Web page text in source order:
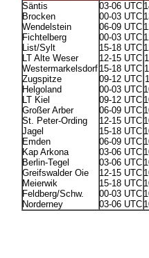
Säntis
Brocken
Wendelstein
Fichtelberg
List/Sylt
LT Alte Weser
Westermarkelsdorf
Zugspitze
Helgoland
LT Kiel
Großer Arber
St. Peter-Ording
Jagel
Emden
Kap Arkona
Berlin-Tegel
Greifswalder Oie
Meierwik
Feldberg/Schw.
Norderney
03-06 UTC
00-03 UTC
06-09 UTC
00-03 UTC
15-18 UTC
12-15 UTC
15-18 UTC
09-12 UTC
00-03 UTC
09-12 UTC
06-09 UTC
12-15 UTC
15-18 UTC
06-09 UTC
03-06 UTC
03-06 UTC
12-15 UTC
15-18 UTC
00-03 UTC
03-06 UTC